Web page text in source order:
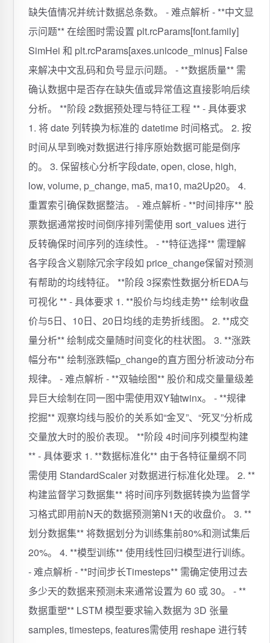
缺失值情况并统计数据总条数。 - 难点解析 - **中文显
示问题** 在绘图时需设置 plt.rcParams[font.family]
SimHei 和 plt.rcParams[axes.unicode_minus] False
来解决中文乱码和负号显示问题。 - **数据质量** 需
确认数据中是否存在缺失值或异常值这直接影响后续
分析。 **阶段 2数据预处理与特征工程 ** - 具体要求
1. 将 date 列转换为标准的 datetime 时间格式。 2. 按
时间从早到晚对数据进行排序原始数据可能是倒序
的。 3. 保留核心分析字段date, open, close, high,
low, volume, p_change, ma5, ma10, ma2Up20。 4.
重置索引确保数据整洁。 - 难点解析 - **时间排序** 股
票数据通常按时间倒序排列需使用 sort_values 进行
反转确保时间序列的连续性。 - **特征选择** 需理解
各字段含义剔除冗余字段如 price_change保留对预测
有帮助的均线特征。 **阶段 3探索性数据分析EDA与
可视化 ** - 具体要求 1. **股价与均线走势** 绘制收盘
价与5日、10日、20日均线的走势折线图。 2. **成交
量分析** 绘制成交量随时间变化的柱状图。 3. **涨跌
幅分布** 绘制涨跌幅p_change的直方图分析波动分布
规律。 - 难点解析 - **双轴绘图** 股价和成交量量级差
异巨大绘制在同一图中需使用双Y轴twinx。 - **规律
挖掘** 观察均线与股价的关系如“金叉”、“死叉”分析成
交量放大时的股价表现。 **阶段 4时间序列模型构建
** - 具体要求 1. **数据标准化** 由于各特征量纲不同
需使用 StandardScaler 对数据进行标准化处理。 2. **
构建监督学习数据集** 将时间序列数据转换为监督学
习格式即用前N天的数据预测第N1天的收盘价。 3. **
划分数据集** 将数据划分为训练集前80%和测试集后
20%。 4. **模型训练** 使用线性回归模型进行训练。
- 难点解析 - **时间步长Timesteps** 需确定使用过去
多少天的数据来预测未来通常设置为 60 或 30。 - **
数据重塑** LSTM 模型要求输入数据为 3D 张量
samples, timesteps, features需使用 reshape 进行转